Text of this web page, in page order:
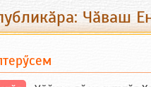
Чӑваш